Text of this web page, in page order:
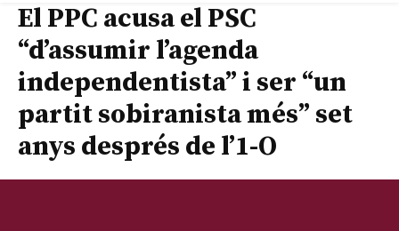
El PPC acusa el PSC
“d’assumir l’agenda
independentista” i ser “un
partit sobiranista més” set
anys després de l’1-O